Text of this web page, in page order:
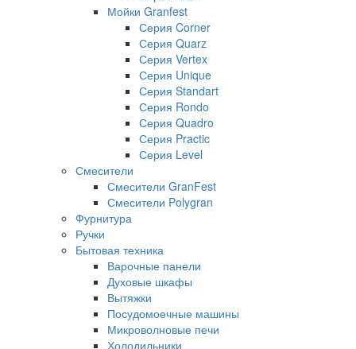
Мойки Granfest
Серия Corner
Серия Quarz
Серия Vertex
Серия Unique
Серия Standart
Серия Rondo
Серия Quadro
Серия Practic
Серия Level
Смесители
Смесители GranFest
Смесители Polygran
Фурнитура
Ручки
Бытовая техника
Варочные панели
Духовые шкафы
Вытяжки
Посудомоечные машины
Микроволновые печи
Холодильники